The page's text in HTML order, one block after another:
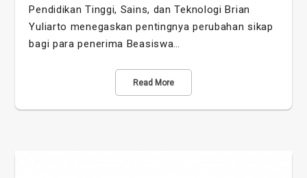
Pendidikan Tinggi, Sains, dan Teknologi Brian
Yuliarto menegaskan pentingnya perubahan sikap
bagi para penerima Beasiswa…
Read More